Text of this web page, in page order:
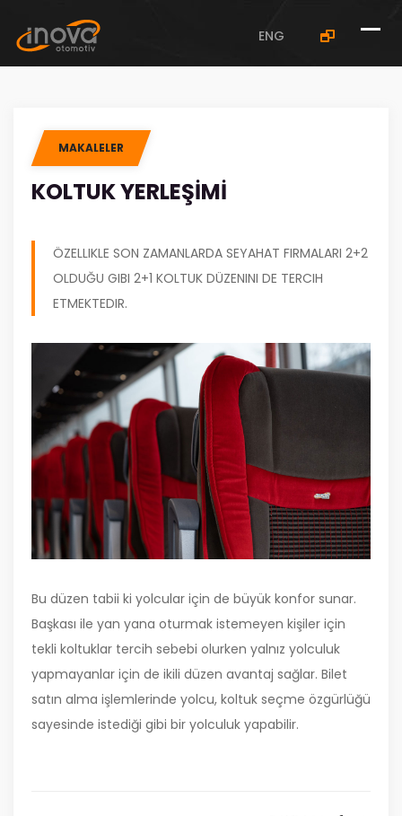
ENG
MAKALELER
KOLTUK YERLEŞIMI
ÖZELLIKLE SON ZAMANLARDA SEYAHAT FIRMALARI 2+2
OLDUĞU GIBI 2+1 KOLTUK DÜZENINI DE TERCIH
ETMEKTEDIR.
Bu düzen tabii ki yolcular için de büyük konfor sunar.
Başkası ile yan yana oturmak istemeyen kişiler için
tekli koltuklar tercih sebebi olurken yalnız yolculuk
yapmayanlar için de ikili düzen avantaj sağlar. Bilet
satın alma işlemlerinde yolcu, koltuk seçme özgürlüğü
sayesinde istediği gibi bir yolculuk yapabilir.